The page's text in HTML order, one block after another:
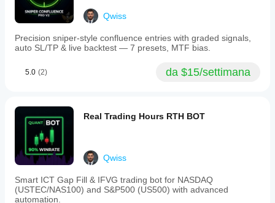
Dati sui tick
supportati
Intervallo di apertura della sessione
Qwiss
Precision sniper-style confluence entries with graded signals,
auto SL/TP & live backtest — 7 presets, MTF bias.
5.0 (2) da $15/settimana
Real Trading Hours RTH BOT
Qwiss
Smart ICT Gap Fill & IFVG trading bot for NASDAQ
(USTEC/NAS100) and S&P500 (US500) with advanced
automation.